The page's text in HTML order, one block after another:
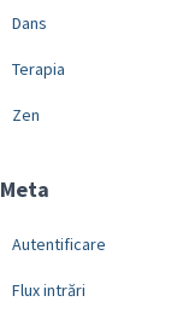
Dans
Terapia
Zen
Meta
Autentificare
Flux intrări